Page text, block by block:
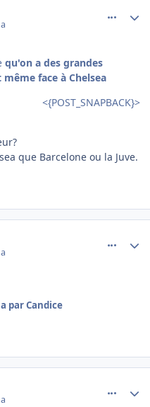
qu'on a des grandes
face à Chelsea
<{POST_SNAPBACK}>
que Barcelone ou la Juve.
par Candice